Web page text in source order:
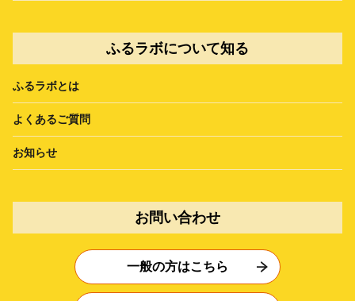
ふるラボについて知る
ふるラボとは
よくあるご質問
お知らせ
お問い合わせ
一般の方はこちら